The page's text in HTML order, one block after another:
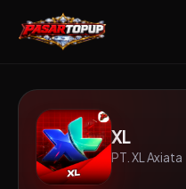
XL
PT. XL Axiata